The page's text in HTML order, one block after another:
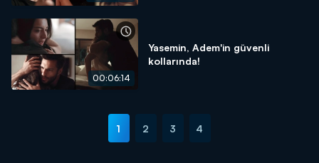
00:06:14
Yasemin, Adem'in güvenli
kollarında!
1 2 3 4